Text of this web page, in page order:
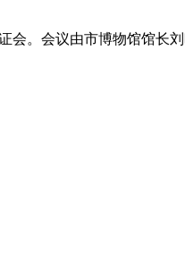
会。会议由市博物馆馆长